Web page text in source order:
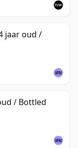
jaar oud /
/ Bottled